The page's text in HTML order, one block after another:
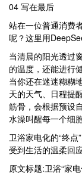
04 写在最后
站在一位普通消费
呢？这里用
当清晨的阳光透过
的温度，还能进行
当你还在迷迷糊糊
天的天气、日程提
筋骨，会根据预设
水澡叫醒每一个
卫浴家电化的“终
受到生活的温柔回应
原文标题:卫浴“家